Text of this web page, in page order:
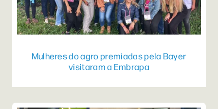
Mulheres do agro premiadas pela Bayer
visitaram a Embrapa